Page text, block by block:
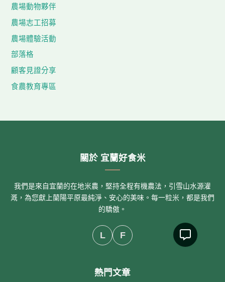
農場動物夥伴
農場志工招募
農場體驗活動
部落格
顧客見證分享
食農教育專區
關於 宜蘭好食米
我們是來自宜蘭的在地米農，堅持全程有機農法，引雪山水源灌
溉，為您獻上蘭陽平原最純淨、安心的美味。每一粒米，都是我們
的驕傲。
L F
熱門文章